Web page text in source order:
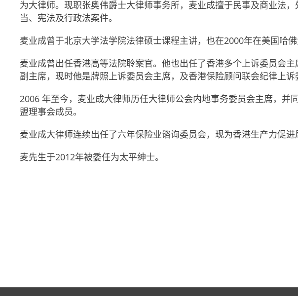
为大律师。现职张奥伟爵士大律师事务所，麦业成擅于民事及商业法
当、宪法及行政法案件。
麦业成曾于北京大学法学院法律硕士课程主讲，也在2000年在美国哈
麦业成曾出任香港高等法院聆案官。他也出任了香港多个上诉委员会
副主席，现时他是牌照上诉委员会主席，及香港保险顾问联会纪律上诉
2006 年至今，麦业成大律师历任大律师公会内地事务委员会主席，并
盟理事会成员。
麦业成大律师连续出任了六年保险业谘询委员会，现为香港生产力促进
麦先生于2012年被委任为太平绅士。